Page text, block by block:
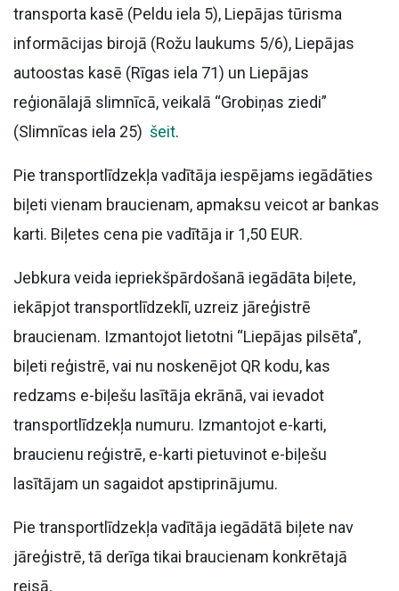
transporta kasē (Peldu iela 5), Liepājas tūrisma
informācijas birojā (Rožu laukums 5/6), Liepājas
autoostas kasē (Rīgas iela 71) un Liepājas
reģionālajā slimnīcā, veikalā “Grobiņas ziedi”
(Slimnīcas iela 25) šeit.
Pie transportlīdzekļa vadītāja iespējams iegādāties
biļeti vienam braucienam, apmaksu veicot ar bankas
karti. Biļetes cena pie vadītāja ir 1,50 EUR.
Jebkura veida iepriekšpārdošanā iegādāta biļete,
iekāpjot transportlīdzeklī, uzreiz jāreģistrē
braucienam. Izmantojot lietotni “Liepājas pilsēta”,
biļeti reģistrē, vai nu noskenējot QR kodu, kas
redzams e-biļešu lasītāja ekrānā, vai ievadot
transportlīdzekļa numuru. Izmantojot e-karti,
braucienu reģistrē, e-karti pietuvinot e-biļešu
lasītājam un sagaidot apstiprinājumu.
Pie transportlīdzekļa vadītāja iegādātā biļete nav
jāreģistrē, tā derīga tikai braucienam konkrētajā
reisā.